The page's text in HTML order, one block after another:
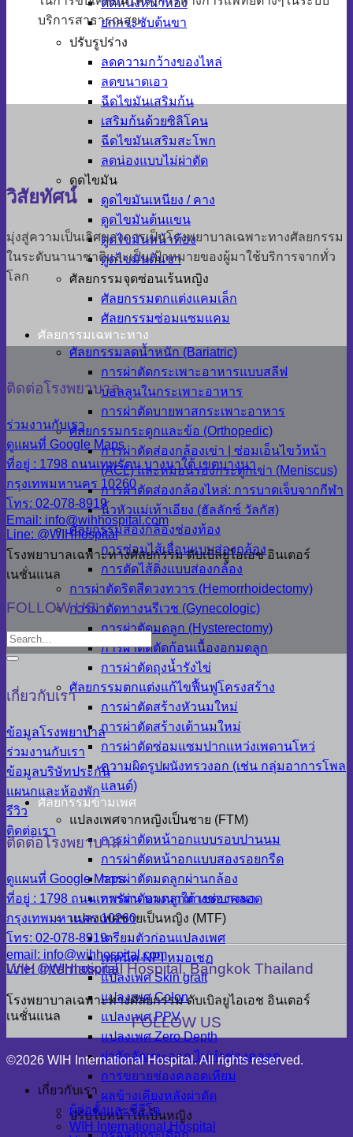
ตัดหนังหน้าท้อง
ยกกระชับต้นขา
ปรับรูปร่าง
ลดความกว้างของไหล่
ลดขนาดเอว
ฉีดไขมันเสริมก้น
เสริมก้นด้วยซิลิโคน
ฉีดไขมันเสริมสะโพก
ลดน่องแบบไม่ผ่าตัด
ดูดไขมัน
ดูดไขมันเหนียง / คาง
ดูดไขมันต้นแขน
ดูดไขมันหน้าท้อง
ดูดไขมันต้นขา
ศัลยกรรมจุดซ่อนเร้นหญิง
ศัลยกรรมตกแต่งแคมเล็ก
ศัลยกรรมซ่อมแซมแคม
ศัลยกรรมเฉพาะทาง
ศัลยกรรมลดน้ำหนัก (Bariatric)
การผ่าตัดกระเพาะอาหารแบบสลีฟ
บอลลูนในกระเพาะอาหาร
การผ่าตัดบายพาสกระเพาะอาหาร
ศัลยกรรมกระดูกและข้อ (Orthopedic)
การผ่าตัดส่องกล้องเข่า | ซ่อมเอ็นไขว้หน้า
(ACL) และหมอนรองกระดูกเข่า (Meniscus)
การผ่าตัดส่องกล้องไหล่: การบาดเจ็บจากกีฬา
นิ้วหัวแม่เท้าเอียง (ฮัลลักซ์ วัลกัส)
ศัลยกรรมส่องกล้องช่องท้อง
การซ่อมไส้เลื่อนแบบส่องกล้อง
การตัดไส้ติ่งแบบส่องกล้อง
การผ่าตัดริดสีดวงทวาร (Hemorrhoidectomy)
การผ่าตัดทางนรีเวช (Gynecologic)
การผ่าตัดมดลูก (Hysterectomy)
การผ่าตัดตัดก้อนเนื้องอกมดลูก
การผ่าตัดถุงน้ำรังไข่
ศัลยกรรมตกแต่งแก้ไขฟื้นฟูโครงสร้าง
การผ่าตัดสร้างหัวนมใหม่
การผ่าตัดสร้างเต้านมใหม่
การผ่าตัดซ่อมแซมปากแหว่งเพดานโหว่
ความผิดรูปผนังทรวงอก (เช่น กลุ่มอาการโพล
แลนด์)
ศัลยกรรมข้ามเพศ
แปลงเพศจากหญิงเป็นชาย (FTM)
การผ่าตัดหน้าอกแบบรอบปานนม
การผ่าตัดหน้าอกแบบสองรอยกรีด
การผ่าตัดมดลูกผ่านกล้อง
การผ่าตัดมดลูกทางช่องคลอด
แปลงเพศชายเป็นหญิง (MTF)
เตรียมตัวก่อนแปลงเพศ
เทคนิค NPI หมอเชฏ
แปลงเพศ Skin graft
แปลงเพศ Colon
แปลงเพศ PPV
แปลงเพศ Zero Depth
ผ่าตัดอัณฑะออก ไม่ทำช่องคลอด
การขยายช่องคลอดเทียม
ผลข้างเคียงหลังผ่าตัด
ปรับใบหน้าให้เป็นหญิง
บริการสาธารณสุข
วิสัยทัศน์
มุ่งสู่ความเป็นเลิศของการเป็นโรงพยาบาลเฉพาะทางศัลยกรรม
ในระดับนานาชาติและเป็นเป้าหมายของผู้มาใช้บริการจากทั่ว
โลก
ติดต่อโรงพยาบาล
ร่วมงานกับเรา
ดูแผนที่ Google Maps
ที่อยู่ : 1798 ถนนเทพรัตน บางนาใต้ เขตบางนา
กรุงเทพมหานคร 10260
โทร: 02-078-8919
Email: info@wihhospital.com
Line: @WIHhospital
โรงพยาบาลเฉพาะทางศัลยกรรม ดับเบิลยูไอเอช อินเตอร์
เนชั่นแนล
FOLLOW US
เกี่ยวกับเรา
ข้อมูลโรงพยาบาล
ร่วมงานกับเรา
ข้อมูลบริษัทประกัน
แผนกและห้องพัก
รีวิว
ติดต่อเรา
ติดต่อโรงพยาบาล
ดูแผนที่ Google Maps
ที่อยู่ : 1798 ถนนเทพรัตน บางนาใต้ เขตบางนา
กรุงเทพมหานคร 10260
โทร: 02-078-8919
email: info@wihhospital.com
Line: @WIHhospital
WIH International Hospital, Bangkok Thailand
โรงพยาบาลเฉพาะทางศัลยกรรม ดับเบิลยูไอเอช อินเตอร์
เนชั่นแนล
FOLLOW US
©2026 WIH International Hospital. All rights reserved.
เกี่ยวกับเรา
ผู้ก่อตั้งและซีอีโอ
WIH International Hospital